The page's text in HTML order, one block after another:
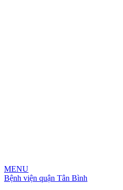
MENU
Bệnh viện quận Tân Bình